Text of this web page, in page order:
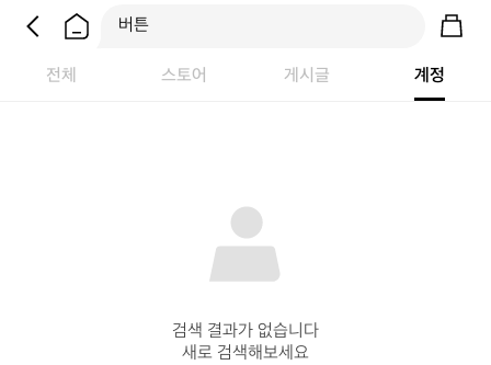
전체 스토어 게시글 계정
검색 결과가 없습니다
새로 검색해보세요